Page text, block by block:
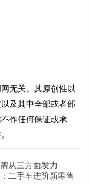
无关。其原创性以
及其中全部或者部
作任何保证或承
从三方面发力
二手车进阶新零售